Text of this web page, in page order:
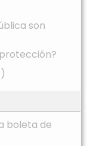
son
boleta de